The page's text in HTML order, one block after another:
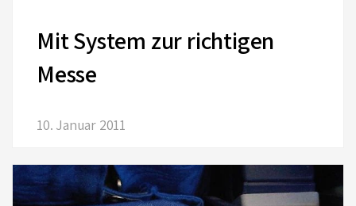
Mit System zur richtigen
Messe
10. Januar 2011